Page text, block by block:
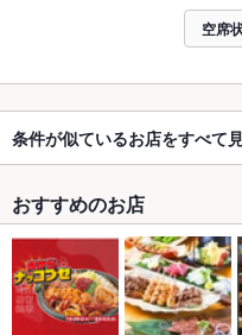
空席
条件が似ているお店をすべて
おすすめのお店